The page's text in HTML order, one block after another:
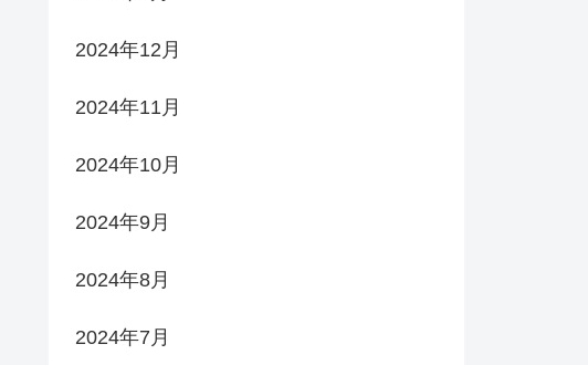
2024年12月
2024年11月
2024年10月
2024年9月
2024年8月
2024年7月